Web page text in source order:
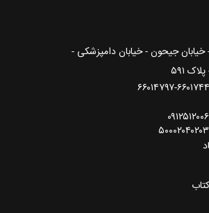
خیابان جیحون - خیابان دامپزشکی -
۵۹۱
۶۶۰۱۴۷۹۷
۵۰۰۰۲۰۴۰۲۰۳